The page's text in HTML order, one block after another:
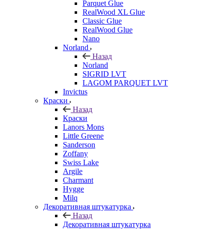
Parquet Glue
RealWood XL Glue
Classic Glue
RealWood Glue
Nano
Norland
Назад
Norland
SIGRID LVT
LAGOM PARQUET LVT
Invictus
Краски
Назад
Краски
Lanors Mons
Little Greene
Sanderson
Zoffany
Swiss Lake
Argile
Charmant
Hygge
Milq
Декоративная штукатурка
Назад
Декоративная штукатурка